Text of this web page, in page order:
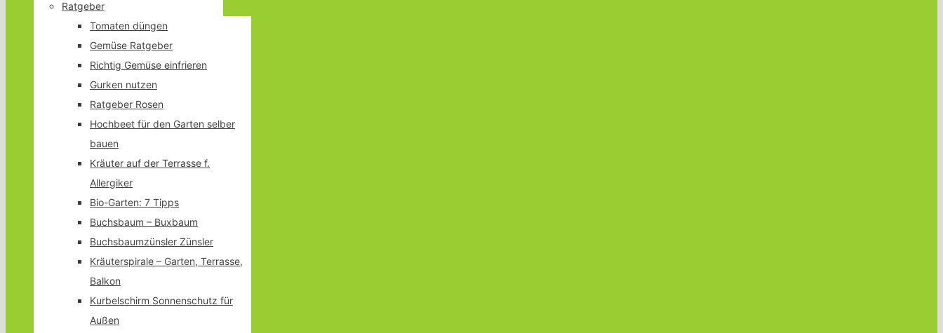
Ratgeber
Tomaten düngen
Gemüse Ratgeber
Richtig Gemüse einfrieren
Gurken nutzen
Ratgeber Rosen
Hochbeet für den Garten selber
bauen
Kräuter auf der Terrasse f.
Allergiker
Bio-Garten: 7 Tipps
Buchsbaum – Buxbaum
Buchsbaumzünsler Zünsler
Kräuterspirale – Garten, Terrasse,
Balkon
Kurbelschirm Sonnenschutz für
Außen